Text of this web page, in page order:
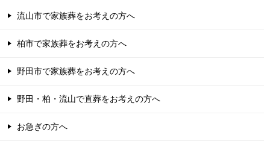
流山市で家族葬をお考えの方へ
柏市で家族葬をお考えの方へ
野田市で家族葬をお考えの方へ
野田・柏・流山で直葬をお考えの方へ
お急ぎの方へ